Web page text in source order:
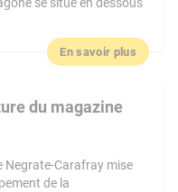
En savoir plus
du magazine
Negrate-Carafray mise
de la